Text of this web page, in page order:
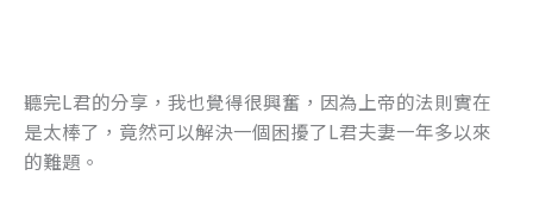
聽完L君的分享，我也覺得很興奮，因為上帝的法則實在
是太棒了，竟然可以解決一個困擾了L君夫妻一年多以來
的難題。